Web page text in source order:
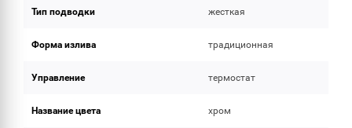
Тип подводки жесткая
Форма излива традиционная
Управление термостат
Название цвета хром